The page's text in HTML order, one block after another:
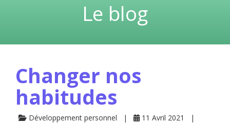
Le blog
Changer nos
habitudes
Développement personnel
11 Avril 2021